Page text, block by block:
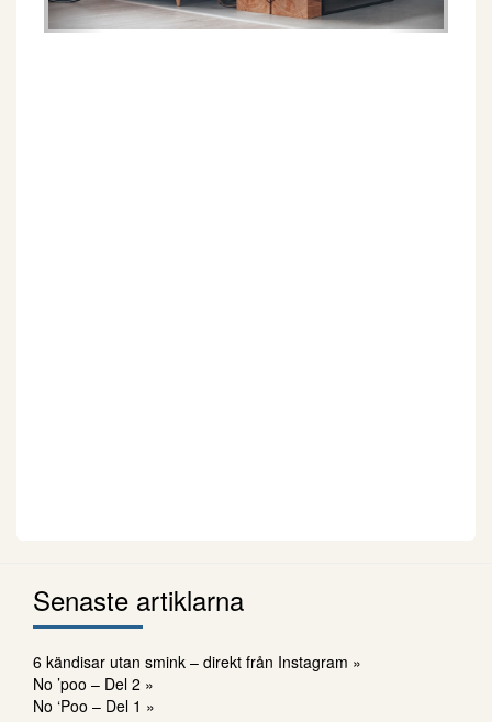
Senaste artiklarna
6 kändisar utan smink – direkt från Instagram »
No ’poo – Del 2 »
No ‘Poo – Del 1 »